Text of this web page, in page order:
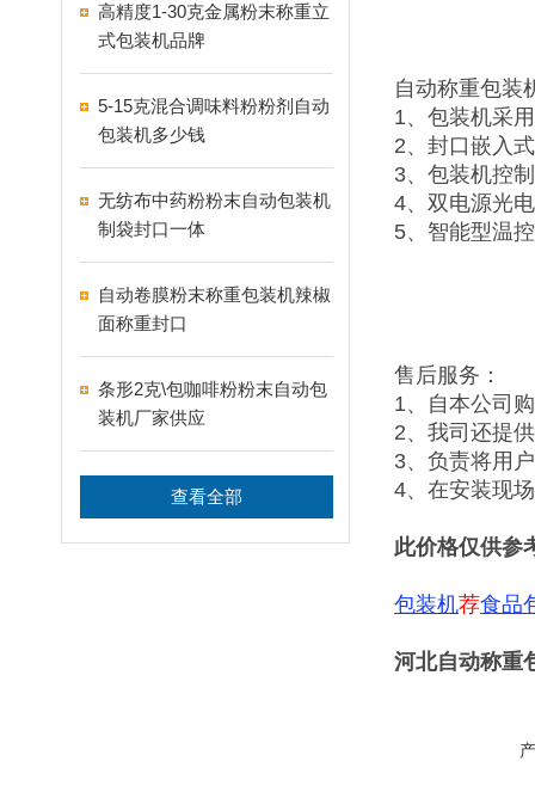
高精度1-30克金属粉末称重立
式包装机品牌
5-15克混合调味料粉粉剂自动
包装机多少钱
无纺布中药粉粉末自动包装机
制袋封口一体
自动卷膜粉末称重包装机辣椒
面称重封口
条形2克\包咖啡粉粉末自动包
装机厂家供应
查看全部
自动称重包装
1、包装机采
2、封口嵌入
3、包装机控
4、双电源光
5、智能型温
售后服务：
1、自本公司
2、我司还提
3、负责将用
4、在安装现
此价格仅供参
包装机荐食品
河北自动称重